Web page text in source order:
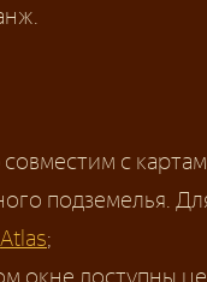
с
подземелья.
Atlas;
окне доступны